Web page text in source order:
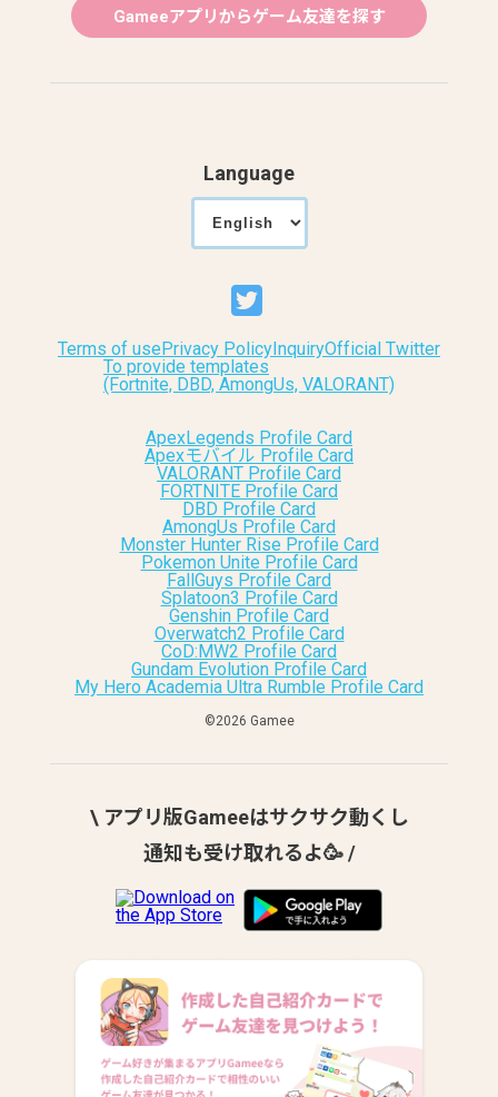
Gameeアプリからゲーム友達を探す
Language
Terms of usePrivacy Policy InquiryOfficial Twitter
To provide templates
(Fortnite, DBD, AmongUs, VALORANT)
ApexLegends Profile Card
Apexモバイル Profile Card
VALORANT Profile Card
FORTNITE Profile Card
DBD Profile Card
AmongUs Profile Card
Monster Hunter Rise Profile Card
Pokemon Unite Profile Card
FallGuys Profile Card
Splatoon3 Profile Card
Genshin Profile Card
Overwatch2 Profile Card
CoD:MW2 Profile Card
Gundam Evolution Profile Card
My Hero Academia Ultra Rumble Profile Card
©︎2026 Gamee
\ アプリ版Gameeはサクサク動くし
通知も受け取れるよ🥳 /